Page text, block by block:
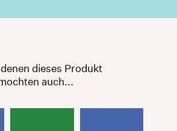
dieses Produkt
auch...